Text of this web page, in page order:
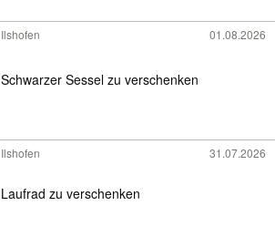
Ilshofen 01.08.2026
Schwarzer Sessel zu verschenken
Ilshofen 31.07.2026
Laufrad zu verschenken